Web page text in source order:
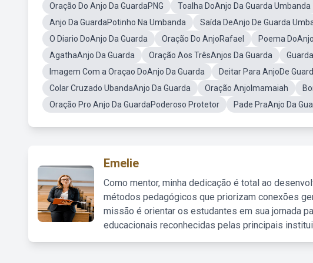
Oração Do Anjo Da GuardaPNG Toalha DoAnjo Da Guarda Umbanda
Anjo Da GuardaPotinho Na Umbanda
Saída DeAnjo De Guarda
O Diario DoAnjo Da Guarda
Oração Do AnjoRafael Poema
AgathaAnjo Da Guarda
Oração Aos TrêsAnjos Da Guarda
Imagem Com a Oraçao DoAnjo Da Guarda
Deitar Para AnjoDe
Colar Cruzado UbandaAnjo Da Guarda
Oração AnjoImamaiah
Oração Pro Anjo Da GuardaPoderoso Protetor
Pade PraAnjo Da
Emelie
Como mentor, minha dedicação é total ao
métodos pedagógicos que priorizam conexões
missão é orientar os estudantes em sua jornada
educacionais reconhecidas pelas principais